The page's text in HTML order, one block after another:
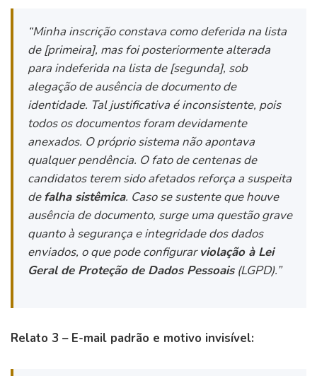
“Minha inscrição constava como deferida na lista
de [primeira], mas foi posteriormente alterada
para indeferida na lista de [segunda], sob
alegação de ausência de documento de
identidade. Tal justificativa é inconsistente, pois
todos os documentos foram devidamente
anexados. O próprio sistema não apontava
qualquer pendência. O fato de centenas de
candidatos terem sido afetados reforça a suspeita
de falha sistêmica. Caso se sustente que houve
ausência de documento, surge uma questão grave
quanto à segurança e integridade dos dados
enviados, o que pode configurarviolação à Lei
Geral de Proteção de Dados Pessoais(LGPD).”
Relato 3 – E-mail padrão e motivo invisível: